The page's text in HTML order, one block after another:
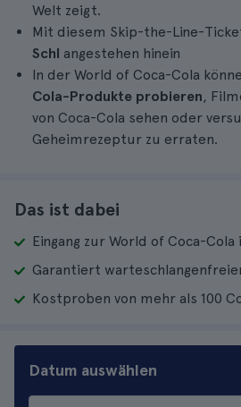
Welt zeigt.
Mit diesem Skip-the-Line-
Schl angestehen hinein
In der World of Coca-Cola
Cola-Produkte probieren,
von Coca-Cola sehen oder
Geheimrezeptur zu erraten.
Das ist dabei
Eingang zur World of Coca-Cola
Garantiert
Kostproben von mehr als 100
Datum auswählen